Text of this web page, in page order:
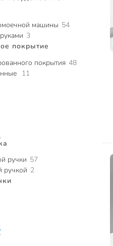
машины 54
3
покрытие
покрытия 48
11
ручки 57
ручкой 2